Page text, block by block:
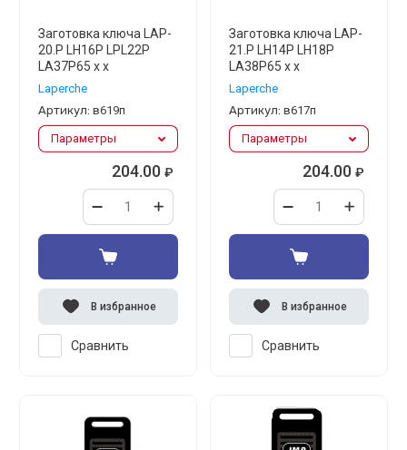
Заготовка ключа LAP-
20.P LH16P LPL22P
LA37P65 x x
Laperche
Артикул: в619п
Параметры
204.00 ₽
Сравнить
В избранное
Заготовка ключа LAP-
21.P LH14P LH18P
LA38P65 x x
Laperche
Артикул: в617п
Параметры
204.00 ₽
Сравнить
В избранное